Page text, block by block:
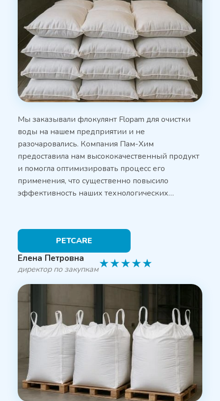
Мы заказывали флокулянт Flopam для очистки
воды на нашем предприятии и не
разочаровались. Компания Пам-Хим
предоставила нам высококачественный продукт
и помогла оптимизировать процесс его
применения, что существенно повысило
эффективность наших технологических…
PETCARE
Елена Петровна
директор по закупкам★★★★★